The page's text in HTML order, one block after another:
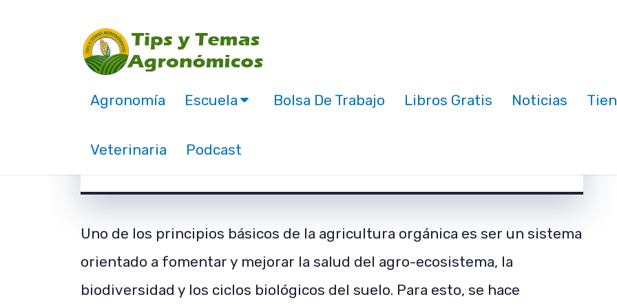
Agronomía Escuela Bolsa De Trabajo Libros Gratis Noticias
Veterinaria Podcast
febrero 16, 2019
Uno de los principios básicos de la agricultura orgánica es ser un sistema
orientado a fomentar y mejorar la salud del agro-ecosistema, la
biodiversidad y los ciclos biológicos del suelo. Para esto, se hace
No te pierdas la increible infor
mación que co
mparti
mos en
nuestro blog. Suscribete y se el pri
mero en ver nuestro
contenido
más fresco! TipsyTe
masAgrono
micos.co
m